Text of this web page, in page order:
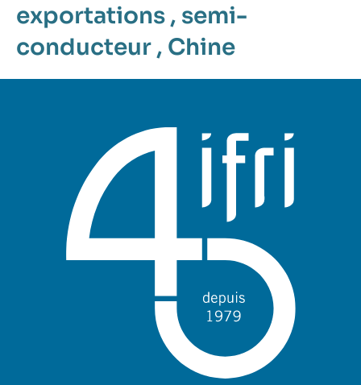
exportations , semi-
conducteur , Chine